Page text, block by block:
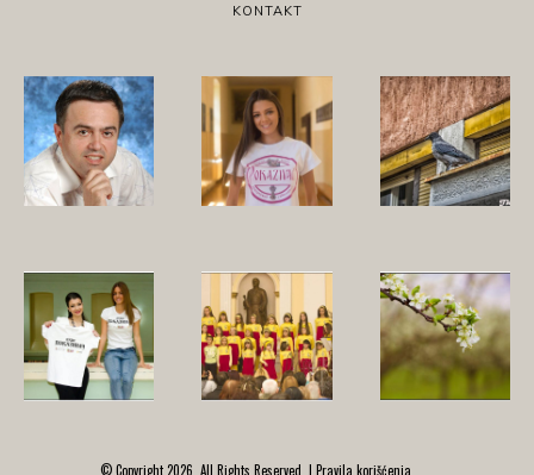
KONTAKT
© Copyright 2026, All Rights Reserved. | Pravila korišćenja